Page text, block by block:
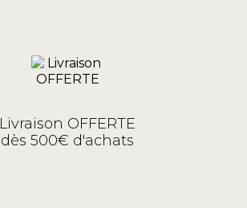
Livraison OFFERTE
dès 500€ d'achats